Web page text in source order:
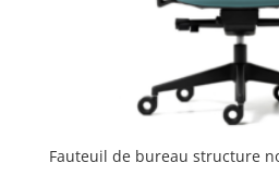
Fauteuil de bureau structure